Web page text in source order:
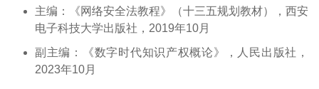
主编：《网络安全法教程》（十三五规划教材），西安
电子科技大学出版社，2019年10月
副主编：《数字时代知识产权概论》，人民出版社，
2023年10月